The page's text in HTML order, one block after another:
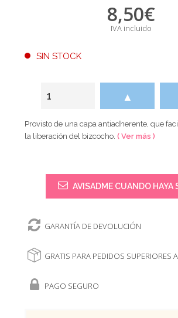
8,50€
IVA incluido
SIN STOCK
▲
Provisto de una capa antiadherente, que
la liberación del bizcocho.( Ver más )
AVISADME CUANDO HAYA
GARANTÍA DE DEVOLUCIÓN
GRATIS PARA PEDIDOS SUPERIORES
PAGO SEGURO